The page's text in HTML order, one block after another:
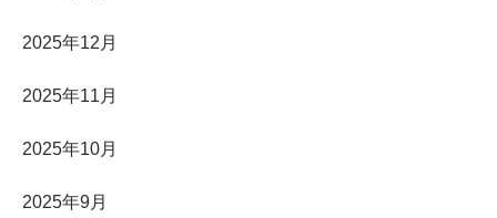
2025年12月
2025年11月
2025年10月
2025年9月